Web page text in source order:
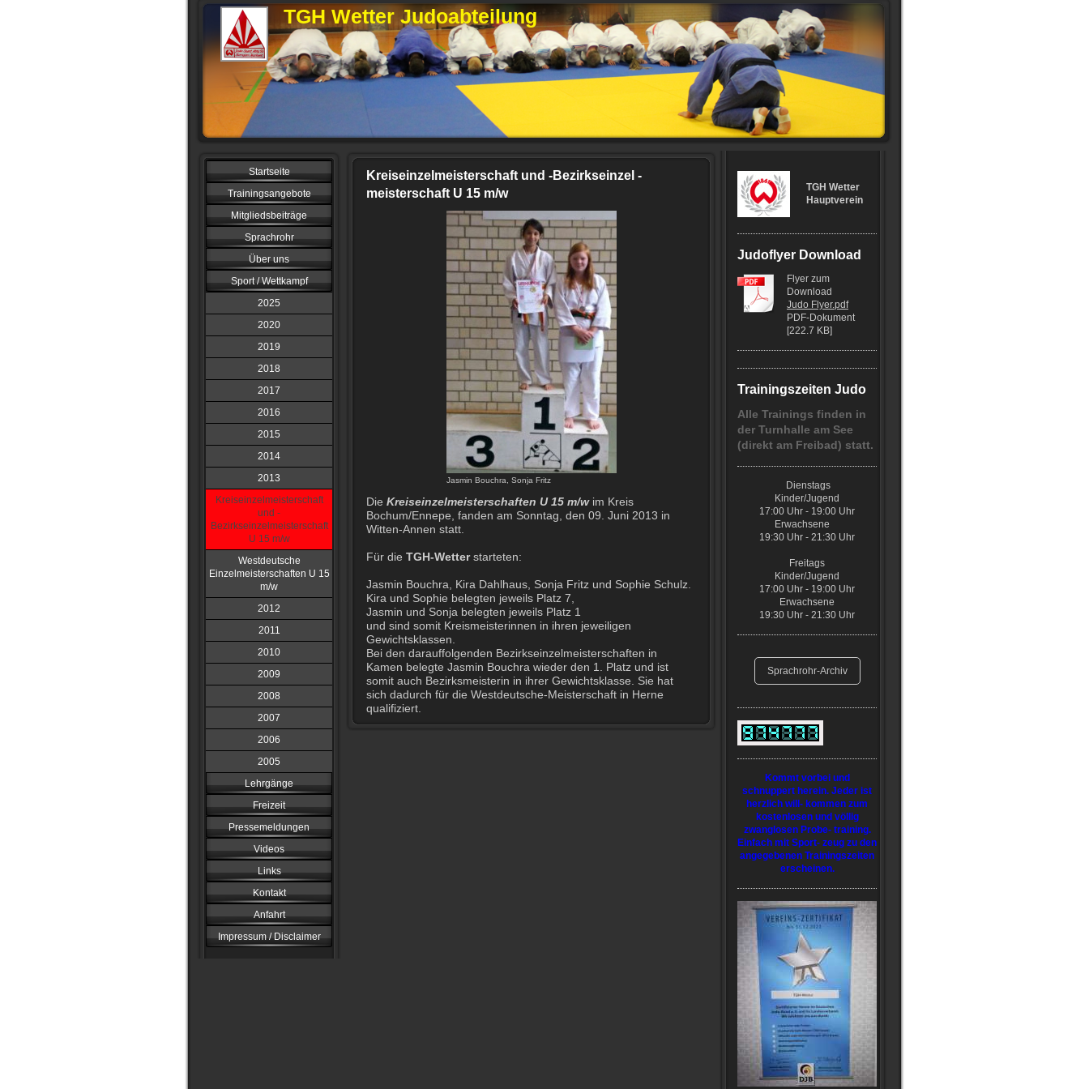
TGH Wetter Judoabteilung
Startseite
Trainingsangebote
Mitgliedsbeiträge
Sprachrohr
Über uns
Sport / Wettkampf
2025
2020
2019
2018
2017
2016
2015
2014
2013
Kreiseinzelmeisterschaft
und -
Bezirkseinzelmeisterschaft
U 15 m/w
Westdeutsche
Einzelmeisterschaften U 15
m/w
2012
2011
2010
2009
2008
2007
2006
2005
Lehrgänge
Freizeit
Pressemeldungen
Videos
Links
Kontakt
Anfahrt
Impressum / Disclaimer
Kreiseinzelmeisterschaft und -Bezirkseinzel -
meisterschaft U 15 m/w
Jasmin Bouchra, Sonja Fritz
Die Kreiseinzelmeisterschaften U 15 m/wim Kreis
Bochum/Ennepe, fanden am Sonntag, den 09. Juni 2013 in
Witten-Annen statt.
Für die TGH-Wetterstarteten:
Jasmin Bouchra, Kira Dahlhaus, Sonja Fritz und Sophie Schulz.
Kira und Sophie belegten jeweils Platz 7,
Jasmin und Sonja belegten jeweils Platz 1
und sind somit Kreismeisterinnen in ihren jeweiligen
Gewichtsklassen.
Bei den darauffolgenden Bezirkseinzelmeisterschaften in
Kamen belegte Jasmin Bouchra wieder den 1. Platz und ist
somit auch Bezirksmeisterin in ihrer Gewichtsklasse. Sie hat
sich dadurch für die Westdeutsche-Meisterschaft in Herne
qualifiziert.
TGH Wetter
Hauptverein
Judoflyer Download
Flyer zum
Download
Judo Flyer.pdf
PDF-Dokument
[222.7 KB]
Trainingszeiten Judo
Alle Trainings finden in
der Turnhalle am See
(direkt am Freibad) statt.
Dienstags
Kinder/Jugend
17:00 Uhr - 19:00 Uhr
Erwachsene
19:30 Uhr - 21:30 Uhr
Freitags
Kinder/Jugend
17:00 Uhr - 19:00 Uhr
Erwachsene
19:30 Uhr - 21:30 Uhr
Sprachrohr-Archiv
Kommt vorbei und
schnuppert herein. Jeder ist
herzlich will- kommen zum
kostenlosen und völlig
zwanglosen Probe- training.
Einfach mit Sport- zeug zu den
angegebenen Trainingszeiten
erscheinen.